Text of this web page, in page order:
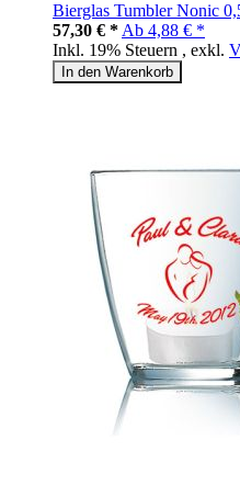
Bierglas Tumbler Nonic
57,30 € * Ab 4,88 € *
Inkl. 19% Steuern , exkl.
In den Warenkorb